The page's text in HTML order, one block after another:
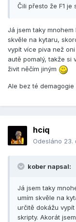
Čili přesto že F1 je
Já jsem taky mnohem
skvěle na kytaru,
vypít více piva než
autě pomalý, takže si
živit něčím jiným
Ale bez té
hciq
Odesláno 23.
kober napsal:
Já jsem taky
umím skvěle na
určitě dokážu
skripty. Akorát